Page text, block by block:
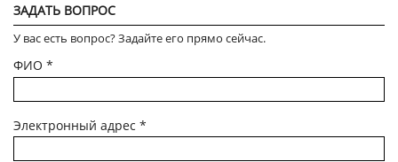
ЗАДАТЬ ВОПРОС
У вас есть вопрос? Задайте его прямо сейчас.
ФИО *
Электронный адрес *